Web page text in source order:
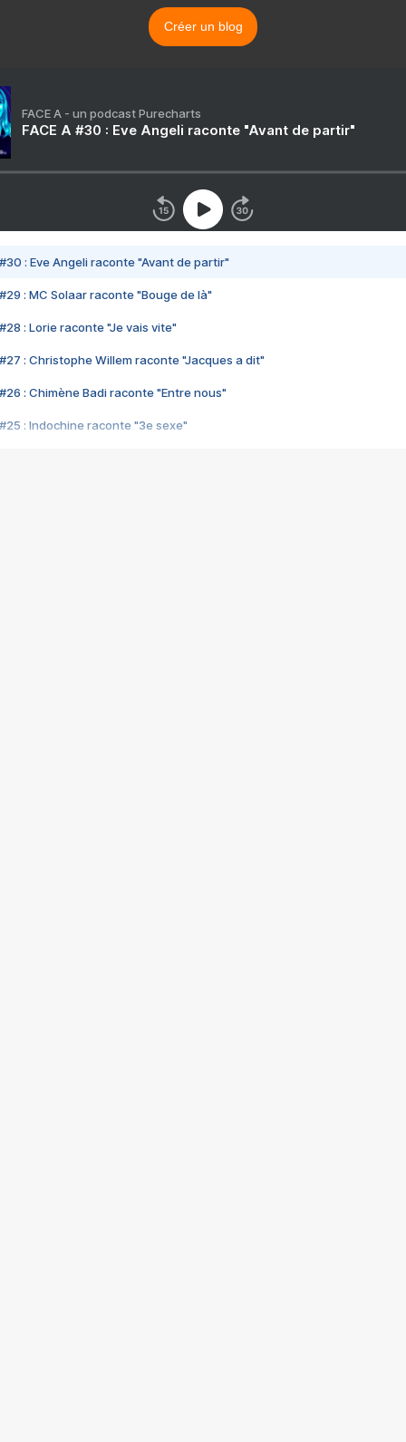
Créer un blog
FACE A - un podcast Purecharts
FACE A #30 : Eve Angeli raconte "Avant de partir"
#30 : Eve Angeli raconte "Avant de partir"
#29 : MC Solaar raconte "Bouge de là"
#28 : Lorie raconte "Je vais vite"
#27 : Christophe Willem raconte "Jacques a dit"
#26 : Chimène Badi raconte "Entre nous"
#25 : Indochine raconte "3e sexe"